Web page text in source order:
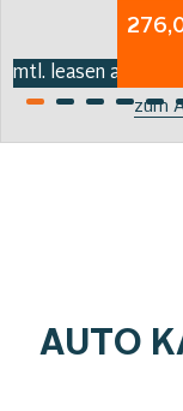
mtl. leasen ab
zum
AUTO